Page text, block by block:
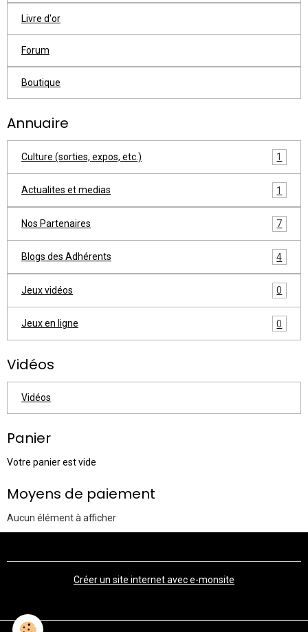
Livre d'or
Forum
Boutique
Annuaire
Culture (sorties, expos, etc.) 1
Actualites et medias 1
Nos Partenaires 7
Blogs des Adhérents 4
Jeux vidéos 0
Jeux en ligne 0
Vidéos
Vidéos
Panier
Votre panier est vide
Moyens de paiement
Aucun élément à afficher
Créer un site internet avec e-monsite